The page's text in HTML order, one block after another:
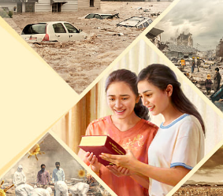
မည္သူက ႏႈိင္းယွဥ္ႏိုင္သနည္း။